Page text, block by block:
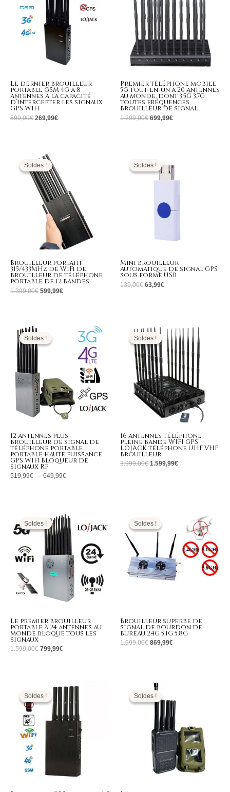
Le dernier brouilleur
portable GSM 4G à 8
antennes a la capacité
d’intercepter les signaux
GPS WIFI
599,00€ 269,99€
Premier téléphone mobile
5G tout-en-un à 20 antennes
au monde, dont 3,5G 3,7G
toutes fréquences,
brouilleur de signal
1.299,00€ 699,99€
Soldes !
Soldes !
Brouilleur portatif
315/433MHz de WiFi de
brouilleur de téléphone
portable de 12 bandes
1.399,00€
prix
initial
était :
1.399,00€.
599,99€
Soldes !
Soldes !
Mini brouilleur
automatique de signal GPS
sous forme USB
139,00€
initial
était :
139,00€.
63,99€
actuel
est :
63,99€.
Soldes !
Soldes !
12 antennes plus
brouilleur de signal de
téléphone portable
portable haute puissance
GPS WiFi bloqueur de
signaux RF
519,99€ – 649,99€
519,99€
649,99€
Soldes !
Soldes !
16 antennes téléphone
pleine bande WIFI GPS
LOJACK téléphone UHF VHF
brouilleur
3.999,00€
prix
initial
était :
3.999,00€.
1.599,99€
prix
actuel
est :
1.599,99€.
Soldes !
Soldes !
Le premier brouilleur
portable à 24 antennes au
monde bloque tous les
signaux
1.599,00€
initial
était :
1.599,00€.
799,99€
prix
actuel
est :
799,99€.
Soldes !
Soldes !
Brouilleur superbe de
signal de bourdon de
bureau 2.4G 5.1G 5.8G
1.999,00€
initial
était :
1.999,00€.
869,99€
869,99€.
Soldes !
Soldes !
initial
était :
499,00€.
prix
est :
239,99€.
Soldes !
Soldes !
prix
initial
était :
799,00€.
est :
379,99€.